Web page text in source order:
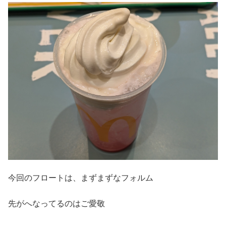
今回のフロートは、まずまずなフォルム
先がへなってるのはご愛敬